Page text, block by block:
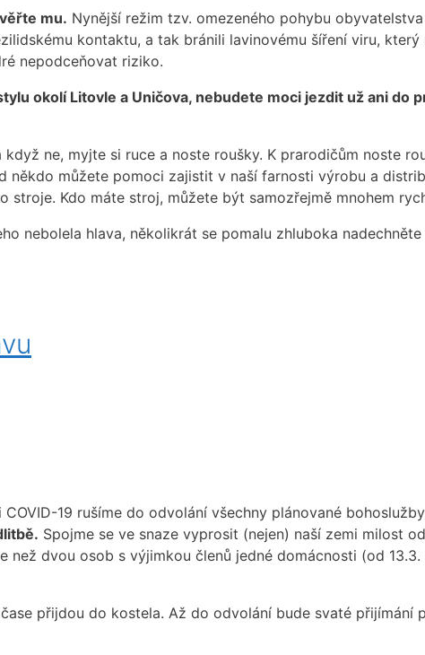
mu. Nynější režim tzv. omezeného pohybu
kontaktu, a tak bránili lavinovému šíření viru,
nepodceňovat riziko.
okolí Litovle a Uničova, nebudete moci jezdit už ani do
ne, myjte si ruce a noste roušky. K prarodičům noste
někdo můžete pomoci zajistit v naší farnosti výrobu a
Kdo máte stroj, můžete být samozřejmě mnohem
nebolela hlava, několikrát se pomalu zhluboka
19 rušíme do odvolání všechny plánované
Spojme se ve snaze vyprosit (nejen) naší zemi milost
než dvou osob s výjimkou členů jedné domácnosti (od
přijdou do kostela. Až do odvolání bude svaté přijímání